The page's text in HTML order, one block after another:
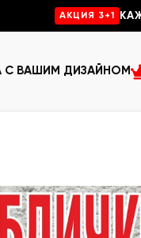
AKЦИЯ 3+1
С ВАШИМ ДИЗАЙНОМ